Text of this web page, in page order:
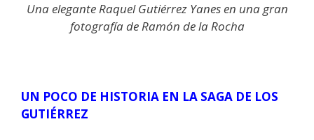
Una elegante Raquel Gutiérrez Yanes en una gran
fotografía de Ramón de la Rocha
UN POCO DE HISTORIA EN LA SAGA DE LOS
GUTIÉRREZ